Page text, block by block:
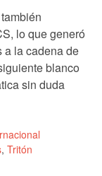
lo que generó
a la cadena de
blanco
sin duda
, Tritón